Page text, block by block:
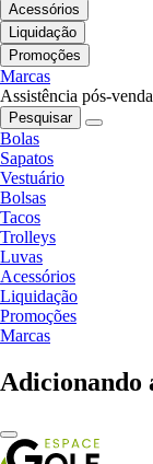
Acessórios
Liquidação
Promoções
Marcas
Assistência pós-
Pesquisar
Bolas
Sapatos
Vestuário
Bolsas
Tacos
Trolleys
Luvas
Acessórios
Liquidação
Promoções
Marcas
Adicionando